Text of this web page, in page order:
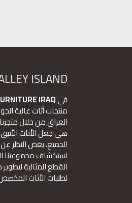
ISLAND
فيIRAQ
منتجات أثاث عالية
العراق من خلال
هي جعل الأثاث
الجميع، بغض النظر
استكشاف مجموعتنا
القطع المثالية
لطلبات الأثاث